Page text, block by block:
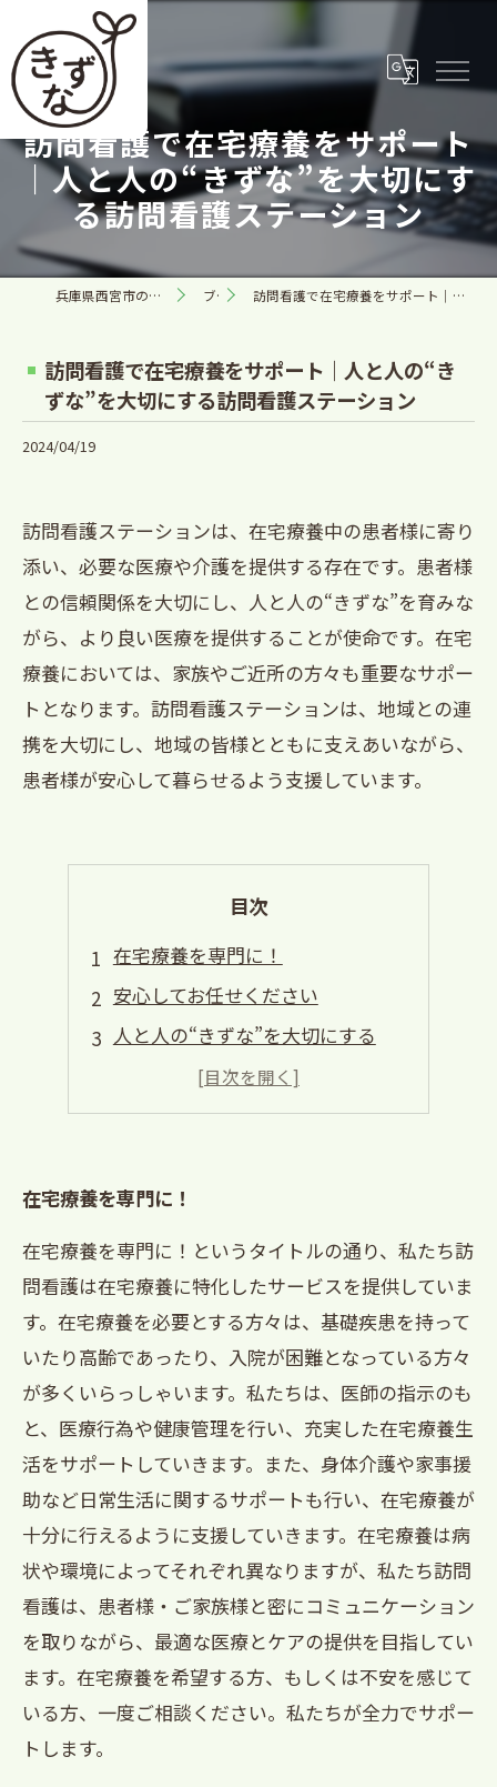
訪問看護で在宅療養をサポート
｜人と人の“きずな”を大切にす
る訪問看護ステーション
兵庫県西宮市の訪問看護なら合同会社きずな ブログ 訪問看護で在宅療養をサポート｜人と人の“きずな”を大切にする訪問看護ステーション
訪問看護で在宅療養をサポート｜人と人の“き
ずな”を大切にする訪問看護ステーション
2024/04/19
訪問看護ステーションは、在宅療養中の患者様に寄り
添い、必要な医療や介護を提供する存在です。患者様
との信頼関係を大切にし、人と人の“きずな”を育みな
がら、より良い医療を提供することが使命です。在宅
療養においては、家族やご近所の方々も重要なサポー
トとなります。訪問看護ステーションは、地域との連
携を大切にし、地域の皆様とともに支えあいながら、
患者様が安心して暮らせるよう支援しています。
目次
在宅療養を専門に！
安心してお任せください
人と人の“きずな”を大切にする
ご家族と連携して
訪問看護で快適な在宅療養生活
在宅療養を専門に！
在宅療養を専門に！というタイトルの通り、私たち訪
問看護は在宅療養に特化したサービスを提供していま
す。在宅療養を必要とする方々は、基礎疾患を持って
いたり高齢であったり、入院が困難となっている方々
が多くいらっしゃいます。私たちは、医師の指示のも
と、医療行為や健康管理を行い、充実した在宅療養生
活をサポートしていきます。また、身体介護や家事援
助など日常生活に関するサポートも行い、在宅療養が
十分に行えるように支援していきます。在宅療養は病
状や環境によってそれぞれ異なりますが、私たち訪問
看護は、患者様・ご家族様と密にコミュニケーション
を取りながら、最適な医療とケアの提供を目指してい
ます。在宅療養を希望する方、もしくは不安を感じて
いる方、一度ご相談ください。私たちが全力でサポー
トします。